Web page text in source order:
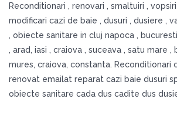
Reconditionari , renovari , smaltuiri ,
modificari cazi de baie , dusuri , dusiere ,
, obiecte sanitare in cluj napoca ,
, arad, iasi , craiova , suceava , satu mare ,
mures, craiova, constanta. Reconditionari
renovat emailat reparat cazi baie dusuri
obiecte sanitare cada dus cadite dus